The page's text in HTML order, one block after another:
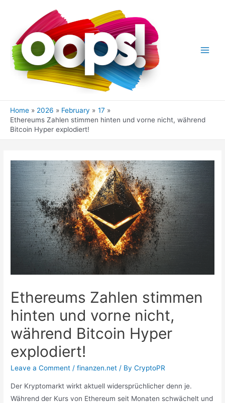
Home 2026 February
17
Ethereums Zahlen stimmen hinten und vorne nicht, während
Bitcoin Hyper explodiert!
Ethereums Zahlen stimmen
hinten und vorne nicht,
während Bitcoin Hyper
explodiert!
Leave a Comment /finanzen.net / ByCryptoPR
Der Kryptomarkt wirkt aktuell widersprüchlicher denn je.
Während der Kurs von Ethereum seit Monaten schwächelt und